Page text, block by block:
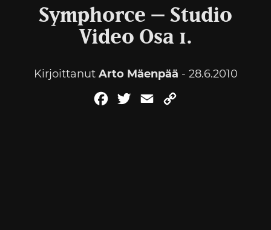
Symphorce – Studio
Video Osa 1.
Kirjoittanut Arto Mäenpää - 28.6.2010
FacebookTwitterEmail